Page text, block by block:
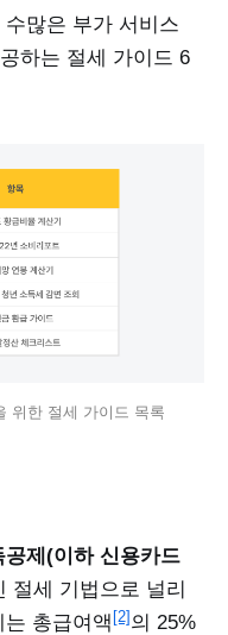
많은 부가 서비스
하는 절세 가이드 6
위한 절세 가이드 목록
제(이하 신용카드
절세 기법으로 널리
총급여액 [2] 의 25%